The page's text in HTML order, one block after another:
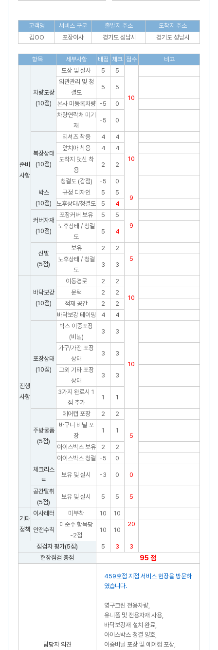
고객명 서비스 구분 출발지 주소
도착지 주소
김OO
포장이사 경기도 성남시 경기도 성남시
항목 세부사항 배점 체크 점수 비고
준비
사항
차량도장
(10점)
도장 및 실사 5 5
10
외관관리 및 청
결도
5 5
본사 미등록차량 -5
0
차량연락처 미기
재
-5 0
복장상태
(10점)
티셔츠 착용 4 4
10
앞치마 착용 4
4
도착지 덧신 착
용
2 2
청결도 (감점) -5
0
박스
(10점)
규정 디자인 5 5
9
노후상태/청결도
5 4
커버자재
(10점)
포장커버 보유 5
5
9
노후상태 / 청결
도
5 4
신발
(5점)
보유 2
2
5
노후상태 / 청결
도
3 3
진행
사항
바닥보강
(10점)
이동경로 2 2
10
문턱 2
2
적재 공간
2
2
바닥보강 테이핑
4 4
포장상태
(10점)
박스 이중포장
(비닐)
3 3
10
가구/가전 포장
상태
3 3
그외 기타 포장
상태
3 3
3가지 완료시 1
점 추가
1 1
주방물품
(5점)
에어캡 포장 2 2
5
바구니 비닐 포
장
1 1
아이스박스 보유 2
2
아이스박스 청결
-5
0
체크리스
트
보유 및 실시 -3 0 0
공간탈취
(5점)
보유 및 실시 5 5 5
기타
정책
이사레터 미부착 10
10
20
안전수칙
미준수 항목당
-2점
10 10
점검자 평가(5점) 5 3
3
현장점검 총점
95 점
담당자 의견
459호점 지점 서비스 현장을 방문하
였습니다.
영구크린 전용차량,
유니폼 및 전용자재 사용,
바닥보강재 설치 완료,
아이스박스 청결 양호,
이중비닐 포장 및 에어캡 포장,